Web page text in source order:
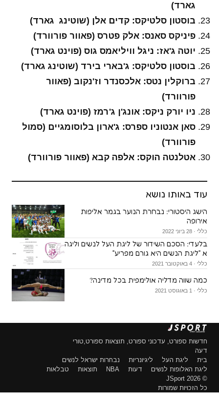
גארד)
בוסטון סלטיקס: קדים אלן (שוטינג גארד)
פיניקס סאנס: אלק פטרס (פאוור פורוורד)
יוטה ג'אז: ניגל וויליאמס גוס (פוינט גארד)
בוסטון סלטיקס: ג'בארי בירד (שוטינג גארד)
ברוקלין נטס: אלכסנדר וז'נקוב (פאוור
פורוורד)
ניו יורק ניקס: אונג'ן ג'רמז (פוינט גארד)
סאן אנטוניו ספרס: ג'ארון בלוסומגיים (סמול
פורוורד)
אטלנטה הוקס: אלפה קבא (פאוור פורוורד)
עוד באותו נושא
הישג היסטורי: נבחרת הנוער בגמר אליפות
אירופה
כללי · 28 ביוני 2022
בלעדי: הסכם השידור של ליגת העל לנשים וליגה
א ״ליגת הנשים היא גורם מפריע״
כללי · 4 באוקטובר 2021
כמה שווה מדליה אולימפית בכל מדינה?
כללי · 1 באוגוסט 2021
חדשות ספורט, עדכוני ספורט, תוצאות ספורט,טורי
דעה
בית
ליגת העל ליגיונריות
נבחרות ישראל לנשים
ליגת האלופות לנשים
דעות NBA תוצאות
טבלאות
© 2026 JSport
כל הזכויות שמורות